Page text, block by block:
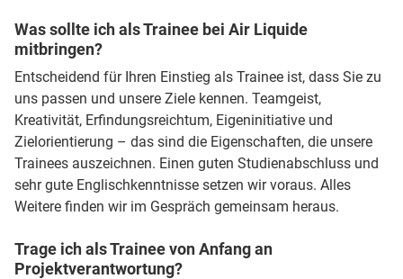
Was sollte ich als Trainee bei Air Liquide
mitbringen?
Entscheidend für Ihren Einstieg als Trainee ist, dass Sie zu
uns passen und unsere Ziele kennen. Teamgeist,
Kreativität, Erfindungsreichtum, Eigeninitiative und
Zielorientierung – das sind die Eigenschaften, die unsere
Trainees auszeichnen. Einen guten Studienabschluss und
sehr gute Englischkenntnisse setzen wir voraus. Alles
Weitere finden wir im Gespräch gemeinsam heraus.
Trage ich als Trainee von Anfang an
Projektverantwortung?